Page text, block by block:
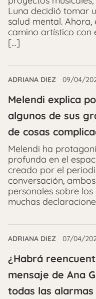
Luna decidió tomar
salud mental.
camino artístico con
[…]
ADRIANA DIEZ 09/04/
Melendi explica
algunos de sus
de cosas
Melendi ha
profunda en el
creado por el
conversación,
personales sobre
muchas
ADRIANA DIEZ 07/04/
¿Habrá
mensaje de Ana
todas las alarmas